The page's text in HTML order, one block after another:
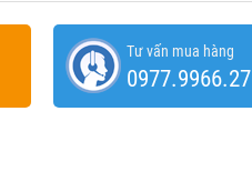
Tư vấn mua hàng
0977.9966.27